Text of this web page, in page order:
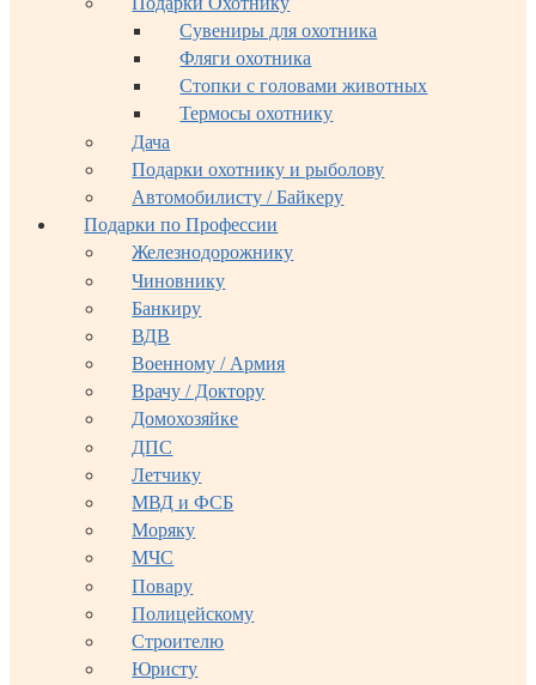
Сувениры для охотника
Фляги охотника
Стопки с головами животных
Термосы охотнику
Дача
Подарки охотнику и рыболову
Автомобилисту / Байкеру
Подарки по Профессии
Железнодорожнику
Чиновнику
Банкиру
ВДВ
Военному / Армия
Врачу / Доктору
Домохозяйке
ДПС
Летчику
МВД и ФСБ
Моряку
МЧС
Повару
Полицейскому
Строителю
Юристу